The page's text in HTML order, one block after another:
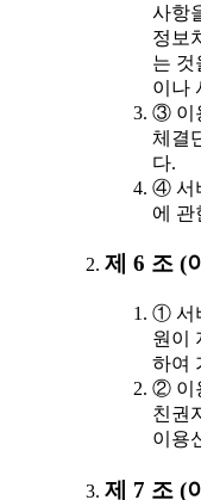
사항
정보
는 것
이나
③ 이
체결
다.
④ 서
에 관
제 6 조 (
① 서
원이
하여
② 이
친권
이용
제 7 조 (